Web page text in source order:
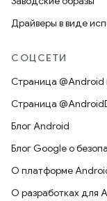
Драйверы в виде
СОЦСЕТИ
Страница @Android
Страница
Блог Android
Блог Google о
О платформе
О разработках для